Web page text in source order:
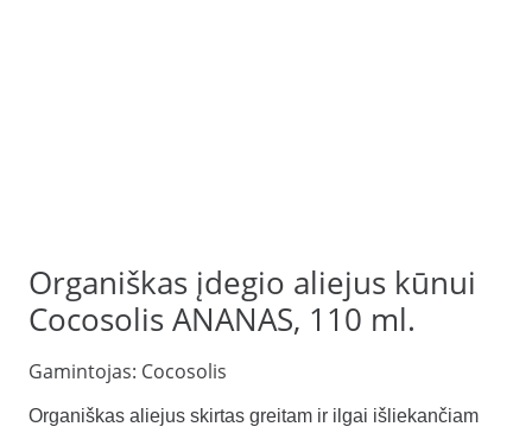
Organiškas įdegio aliejus kūnui
Cocosolis ANANAS, 110 ml.
Gamintojas: Cocosolis
Organiškas aliejus skirtas greitam ir ilgai išliekančiam